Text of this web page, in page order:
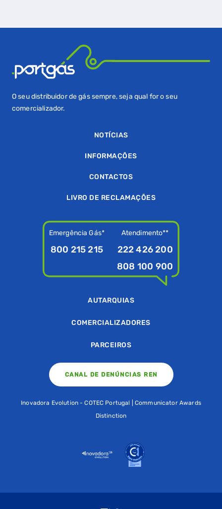
O seu distribuidor de gás sempre, seja qual for o seu
comercializador.
NOTÍCIAS
INFORMAÇÕES
CONTACTOS
LIVRO DE RECLAMAÇÕES
Emergência Gás*
800 215 215
Atendimento**
222 426 200
808 100 900
AUTARQUIAS
COMERCIALIZADORES
PARCEIROS
CANAL DE DENÚNCIAS REN
Inovadora Evolution - COTEC Portugal | Communicator Awards
Distinction